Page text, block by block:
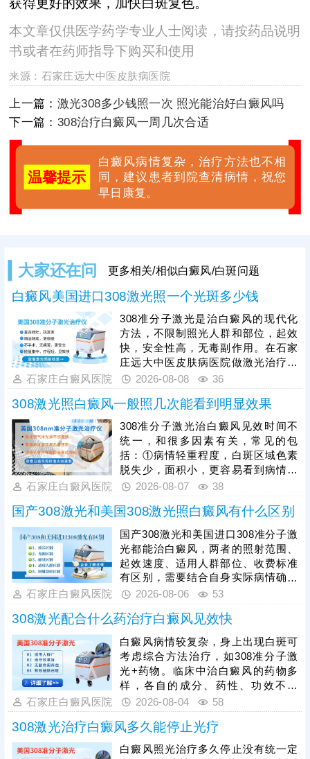
本文章仅供医学药学专业人士阅读，请按药品说明
书或者在药师指导下购买和使用
来源：石家庄远大中医皮肤病医院
上一篇： 激光308多少钱照一次 照光能治好白癜风吗
下一篇： 308治疗白癜风一周几次合适
温馨提示
白癜风病情复杂，治疗方法也不相
同，建议患者到院查清病情，祝您
早日康复。
大家还在问 更多相关/相似白癜风/白斑问题
白癜风美国进口308激光照一个光斑多少钱
308准分子激光是治白癜风的现代化
方法，不限制照光人群和部位，起效
快，安全性高，无毒副作用。在石家
庄远大中医皮肤病医院做激光治疗，
一个光斑收费几十元，治疗一次产生
的费用和身上白斑面积有关。照光治
疗需确定合适的参数，包括剂量、频
率、疗程等，使治疗充分生效。可遵
医嘱搭配对症药物综合祛白，增强疗
效，有利于加速白斑着色。
石家庄白癜风医院 2026-08-08 36
308激光照白癜风一般照几次能看到明显效果
308准分子激光治白癜风见效时间不
统一，和很多因素有关，常见的包
括：①病情轻重程度，白斑区域色素
脱失少，面积小，更容易看到病情好
转;若是色素脱失多，白斑面积大，治
位，白斑位于头面部、躯干等部位较
容易治疗;若是位于肢端末梢，治疗难
度大，见效所需时间会延长;③是否确
定合适的照光参数，患者需遵医嘱规
范治疗，科学对症祛白，更快促进肤
色还原。
石家庄白癜风医院 2026-08-07 38
国产308激光和美国308激光照白癜风有什么区别
国产308激光和美国进口308准分子激
光都能治白癜风，两者的照射范围、
起效速度、适用人群部位、收费标准
有区别，需要结合自身实际病情确定
合适的照光方案，令治疗真正发挥作
剂量、频率、疗程，恰当的照光参
数，持之以恒累积疗效，助力病情稳
步好转。另外，照光期间可搭配药物
对症治疗，综合祛白，提升复色速
度。
石家庄白癜风医院 2026-08-06 53
308激光配合什么药治疗白癜风见效快
白癜风病情较复杂，身上出现白斑可
考虑综合方法治疗，如308准分子激
光+药物。临床中治白癜风的药物多
样，各自的成分、药性、功效不一
样，用药不能盲目，务必在医生指导
下规范治疗，科学祛白，充分保障疗
效。治疗期间还需确定合适的频率、
疗程，不可私自间断、暂停，以免疗
石家庄白癜风医院 2026-08-04 58
308激光治疗白癜风多久能停止光疗
白癜风照光治疗多久停止没有统一定